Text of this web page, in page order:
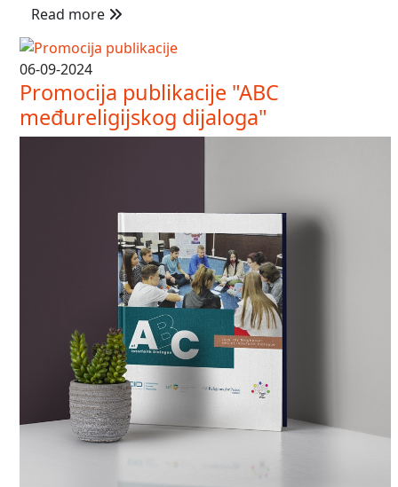
Read more
06-09-2024
Promocija publikacije "ABC
međureligijskog dijaloga"